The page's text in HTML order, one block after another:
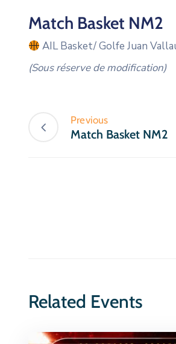
Match Basket NM2
AIL Basket/ Golfe Juan
(Sous réserve de modification)
Previous
Match Basket NM2
Related Events